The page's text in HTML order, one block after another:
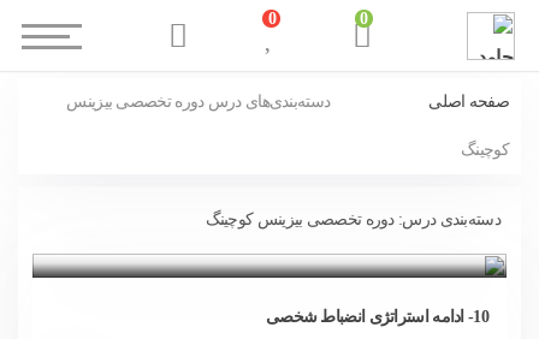
صفحه اصلی دسته‌بندی‌های درسدوره تخصصی بیزینس
کوچینگ
دسته‌بندی درس:دوره تخصصی بیزینس کوچینگ
10- ادامه استراتژی انضباط شخصی
0
0